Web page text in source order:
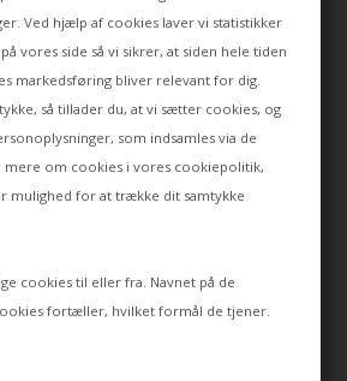
Ved hjælp af cookies laver vi statistikker
vores side så vi sikrer, at siden hele tiden
markedsføring bliver relevant for dig.
så tillader du, at vi sætter cookies, og
som indsamles via de
mere om cookies i vores cookiepolitik,
mulighed for at trække dit samtykke
cookies til eller fra. Navnet på de
fortæller, hvilket formål de tjener.
MINI,